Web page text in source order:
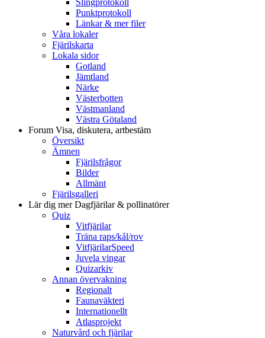
Punktprotokoll
Länkar & mer filer
Våra lokaler
Fjärilskarta
Lokala sidor
Gotland
Jämtland
Närke
Västerbotten
Västmanland
Västra Götaland
Forum Visa, diskutera, artbestäm
Översikt
Ämnen
Fjärilsfrågor
Bilder
Allmänt
Fjärilsgalleri
Lär dig merDagfjärilar & pollinatörer
Quiz
Vitfjärilar
Träna raps/kål/rov
VitfjärilarSpeed
Juvela vingar
Quizarkiv
Annan övervakning
Regionalt
Faunaväkteri
Internationellt
Atlasprojekt
Naturvård och fjärilar